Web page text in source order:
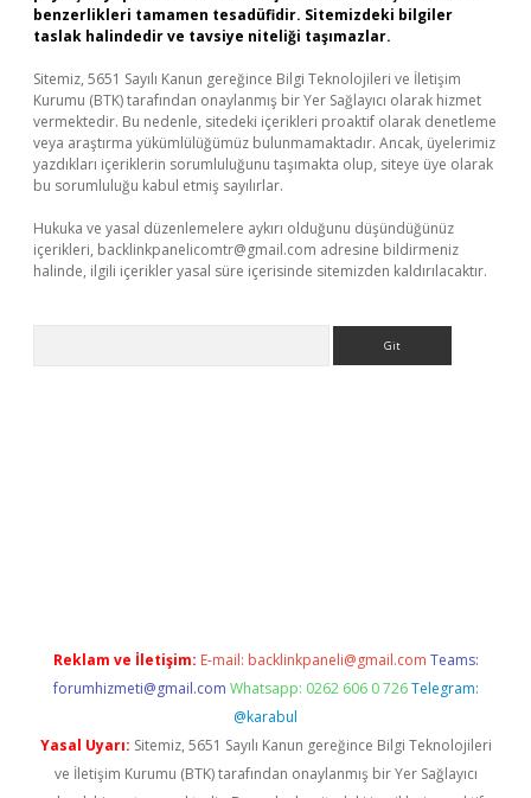
benzerlikleri tamamen tesadüfidir. Sitemizdeki bilgiler
taslak halindedir ve tavsiye niteliği taşımazlar.
Sitemiz, 5651 Sayılı Kanun gereğince Bilgi Teknolojileri ve İletişim
Kurumu (BTK) tarafından onaylanmış bir Yer Sağlayıcı olarak hizmet
vermektedir. Bu nedenle, sitedeki içerikleri proaktif olarak denetleme
veya araştırma yükümlülüğümüz bulunmamaktadır. Ancak, üyelerimiz
yazdıkları içeriklerin sorumluluğunu taşımakta olup, siteye üye olarak
bu sorumluluğu kabul etmiş sayılırlar.
Hukuka ve yasal düzenlemelere aykırı olduğunu düşündüğünüz
içerikleri, backlinkpanelicomtr@gmail.com adresine bildirmeniz
halinde, ilgili içerikler yasal süre içerisinde sitemizden kaldırılacaktır.
Reklam ve İletişim: E-mail: backlinkpaneli@gmail.com Teams:
forumhizmeti@gmail.com Whatsapp: 0262 606 0 726 Telegram:
@karabul
Yasal Uyarı: Sitemiz, 5651 Sayılı Kanun gereğince Bilgi Teknolojileri
ve İletişim Kurumu (BTK) tarafından onaylanmış bir Yer Sağlayıcı